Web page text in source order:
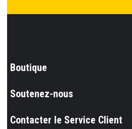
Boutique
Soutenez-nous
Contacter le Service Client